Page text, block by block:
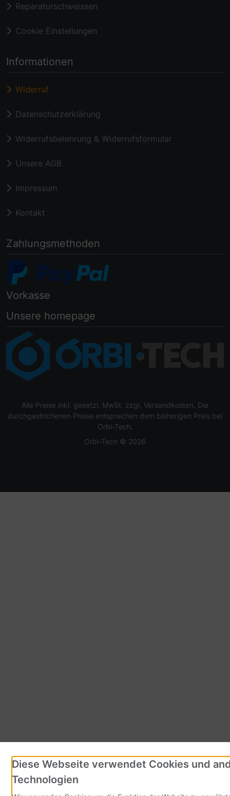
Reparaturschweissen
Cookie Einstellungen
Informationen
Widerruf
Datenschutzerklärung
Widerrufsbelehrung & Widerrufsformular
Unsere AGB
Impressum
Kontakt
Zahlungsmethoden
Vorkasse
Unsere homepage
Alle Preise inkl. gesetzl. MwSt. zzgl. Versandkosten. Die
durchgestrichenen Preise entsprechen dem bisherigen Preis bei
Orbi-Tech.
Orbi-Tech © 2026
Diese Webseite verwendet Cookies und
Technologien